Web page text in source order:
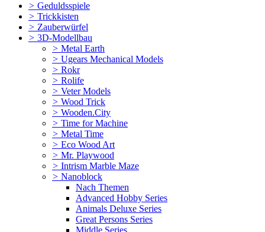
> Geduldsspiele
> Trickkisten
> Zauberwürfel
> 3D-Modellbau
> Metal Earth
> Ugears Mechanical Models
> Rokr
> Rolife
> Veter Models
> Wood Trick
> Wooden.City
> Time for Machine
> Metal Time
> Eco Wood Art
> Mr. Playwood
> Intrism Marble Maze
> Nanoblock
Nach Themen
Advanced Hobby Series
Animals Deluxe Series
Great Persons Series
Middle Series